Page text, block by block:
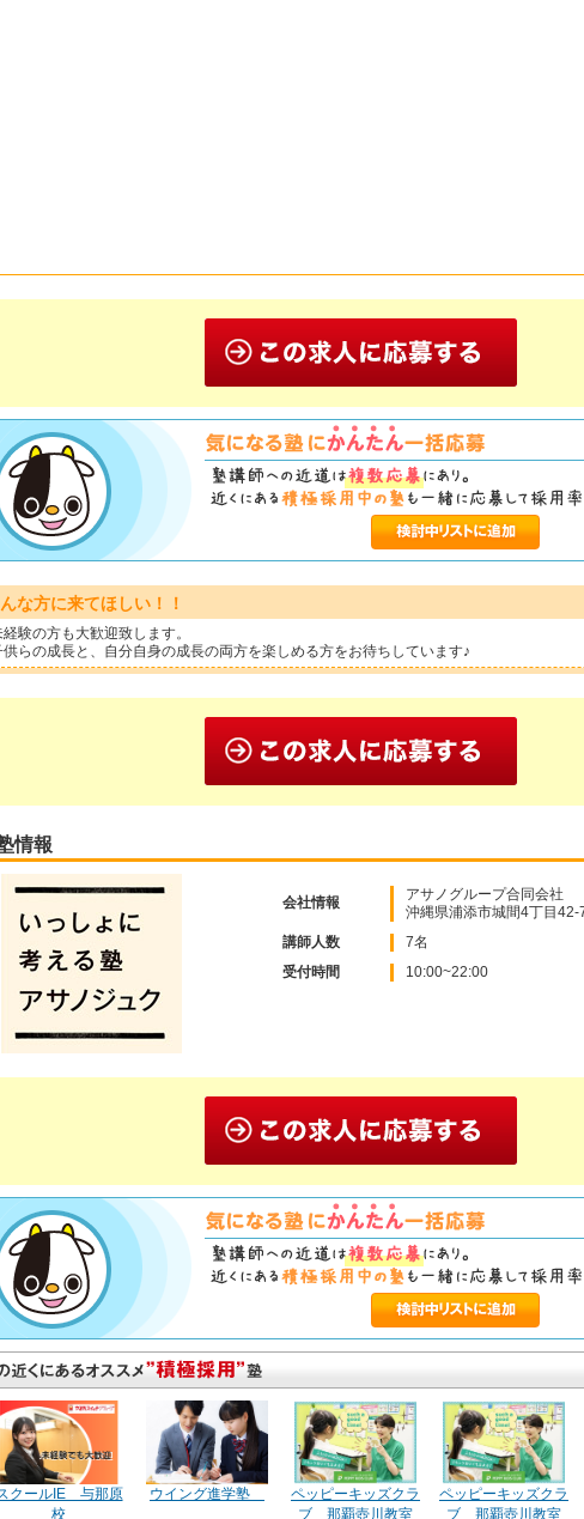
な方に来てほしい！！
経験の方も大歓迎致します。
供らの成長と、自分自身の成長の両方を楽しめる方をお待ちしています♪
情報
会社情報
アサノグループ合同会社
沖縄県浦添市城間4丁目42-
講師人数 7名
受付時間 10:00~22:00
クールIE 与那原
校
ウイング進学塾
ペッピーキッズクラ
ブ 那覇壺川教室
ペッピーキッズクラ
ブ 那覇壺川教室